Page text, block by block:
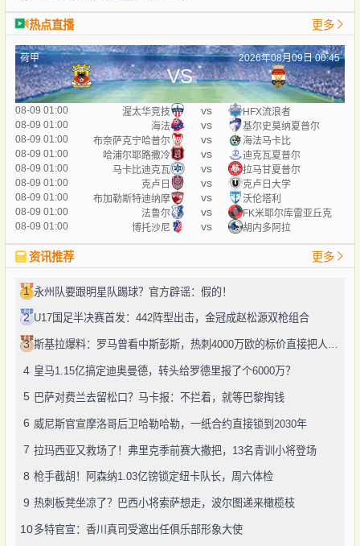
热点直播 更多
荷甲 2026年08月09日 00:45
VS
08-09 01:00 渥太华竞技 vs
HFX流浪者
08-09 01:00
海法 vs
基尔史莫纳夏普尔
08-09 01:00
布奈萨克宁哈普尔 vs
海法马卡比
08-09 01:00
哈浦尔耶路撒冷 vs
迪克瓦夏普尔
08-09 01:00
马卡比迪克瓦 vs
拉马甘夏普尔
08-09 01:00
克卢日 vs
克卢日大学
08-09 01:00
布加勒斯特迪纳摩 vs
沃伦塔利
08-09 01:00
法鲁尔 vs
FK米耶尔库雷亚丘克
08-09 01:00
博托沙尼 vs 胡内多阿拉
资讯推荐 更多
1 永州队要跟明星队踢球？官方辟谣：假的！
2 U17国足半决赛首发：442阵型出击，金冠成赵松源双枪组合
3 斯基拉爆料：罗马曾看中斯彭斯，热刺4000万欧的标价直接把人劝退了
4 皇马1.15亿搞定迪奥曼德，转头给罗德里报了个6000万？
5 巴萨对费兰去留松口？马卡报：不拦着，就等巴黎掏钱
6 威尼斯官宣摩洛哥后卫哈勒哈勒，一纸合约直接锁到2030年
7 拉玛西亚又救场了！弗里克季前赛大撒把，13名青训小将登场
8 枪手截胡！阿森纳1.03亿镑锁定纽卡队长，周六体检
9 热刺板凳坐凉了？巴西小将索萨想走，波尔图递来橄榄枝
10多特官宣：香川真司受邀出任俱乐部形象大使